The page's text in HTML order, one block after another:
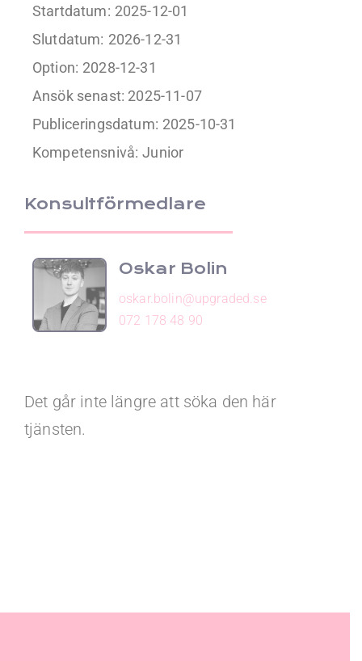
Startdatum: 2025-12-01
Slutdatum: 2026-12-31
Option: 2028-12-31
Ansök senast: 2025-11-07
Publiceringsdatum: 2025-10-31
Kompetensnivå: Junior
Konsultförmedlare
Oskar Bolin
oskar.bolin@upgraded.se
072 178 48 90
Det går inte längre att söka den här
tjänsten.